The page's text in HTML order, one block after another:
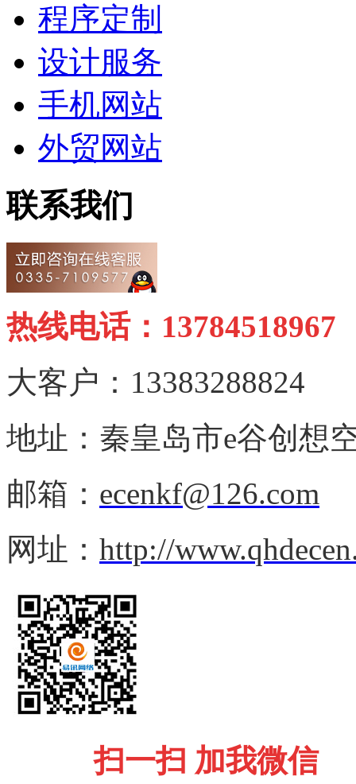
程序定制
设计服务
手机网站
外贸网站
联系我们
热线电话：13784518967
大客户：13383288824
地址：秦皇岛市e谷创想
邮箱： ecenkf@126.com
网址： http://
扫一扫 加我微信